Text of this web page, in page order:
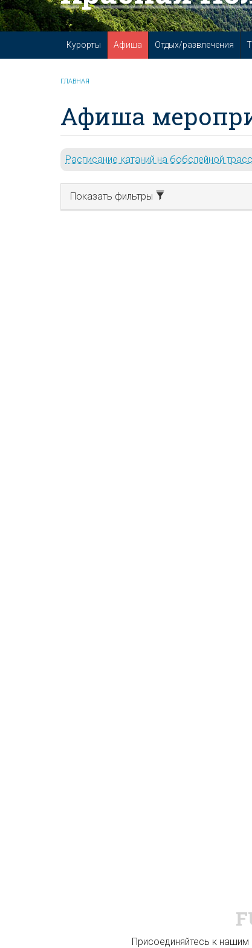
Курорты Афиша Отдых/развлечения
ГЛАВНАЯ
Афиша
Расписание катаний на бобслейной
Показать фильтры
Присоединяйтесь к нашим